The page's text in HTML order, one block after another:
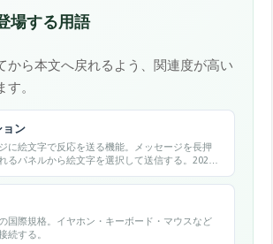
場する用語
から本文へ戻れるよう、関連度が高い
。
ョン
に絵文字で反応を送る機能。メッセージを長押
るパネルから絵文字を選択して送信する。2022
国際規格。イヤホン・キーボード・マウスなど
続する。